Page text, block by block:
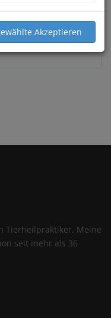
Tierheilpraktiker. Meine
seit mehr als 36